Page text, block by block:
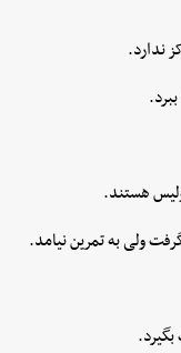
ندارد.
ولی به تمرین نیامد.